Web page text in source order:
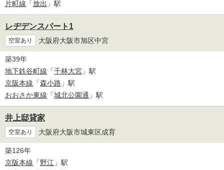
片町線 「放出 」駅
レヂデンスパート1
空室あり 大阪府大阪市旭区中宮
築39年
地下鉄谷町線 「千林大宮 」駅
京阪本線 「森小路 」駅
おおさか東線 「城北公園通 」駅
井上邸貸家
空室あり 大阪府大阪市城東区成育
築126年
京阪本線 「野江 」駅